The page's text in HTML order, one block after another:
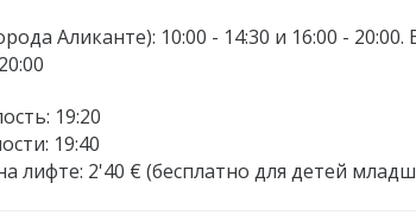
Аликанте): 10:00 - 14:30 и 16:00 - 20:00.
19:20
19:40
лифте: 2'40 € (бесплатно для детей